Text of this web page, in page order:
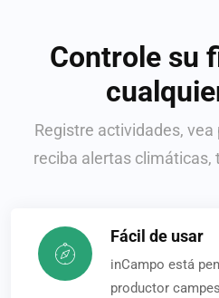
Controle su
Registre actividades,
reciba alertas climáticas,
Fácil de usar
inCampo está
productor